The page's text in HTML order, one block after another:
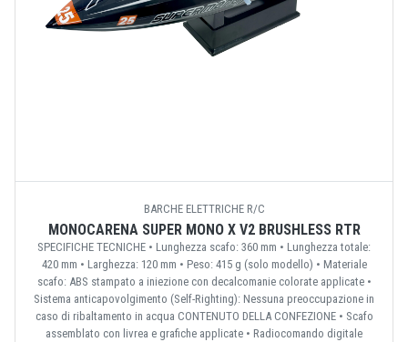
BARCHE ELETTRICHE R/C
MONOCARENA SUPER MONO X V2 BRUSHLESS RTR
SPECIFICHE TECNICHE • Lunghezza scafo: 360 mm • Lunghezza totale:
420 mm • Larghezza: 120 mm • Peso: 415 g (solo modello) • Materiale
scafo: ABS stampato a iniezione con decalcomanie colorate applicate •
Sistema anticapovolgimento (Self-Righting): Nessuna preoccupazione in
caso di ribaltamento in acqua CONTENUTO DELLA CONFEZIONE • Scafo
assemblato con livrea e grafiche applicate • Radiocomando digitale